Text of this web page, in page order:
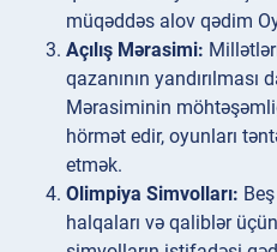
müqəddəs alov qədim
Açılış Mərasimi:
qazanının yandırılması
Mərasiminin
hörmət edir, oyunları
etmək.
Olimpiya Simvolları:
halqaları və qaliblər